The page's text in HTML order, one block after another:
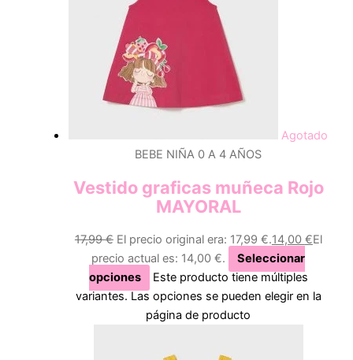
Agotado
BEBE NIÑA 0 A 4 AÑOS
Vestido graficas muñeca Rojo
MAYORAL
17,99€ El precio original era: 17,99 €.14,00 €El
precio actual es: 14,00 €.
Seleccionar
opciones
Este producto tiene múltiples
variantes. Las opciones se pueden elegir en la
página de producto